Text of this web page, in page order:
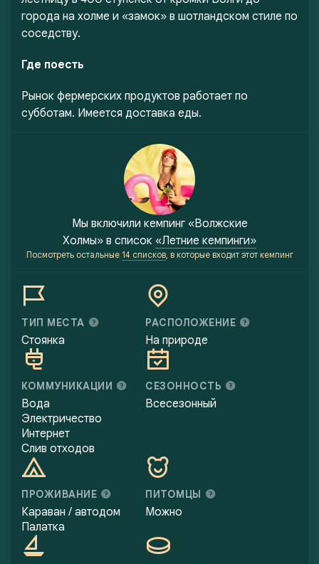
города на холме и «замок» в шотландском стиле по
соседству.
Где поесть
Рынок фермерских продуктов работает по
субботам. Имеется доставка еды.
Мы включили кемпинг «Волжские
Холмы» в список «Летние кемпинги»
Посмотреть остальные 14 списков, в которые входит этот кемпинг
ТИП МЕСТА
Стоянка
РАСПОЛОЖЕНИЕ
На природе
КОММУНИКАЦИИ
Вода
Электричество
Интернет
Слив отходов
СЕЗОННОСТЬ
Всесезонный
ПРОЖИВАНИЕ
Караван / автодом
Палатка
ПИТОМЦЫ
Можно